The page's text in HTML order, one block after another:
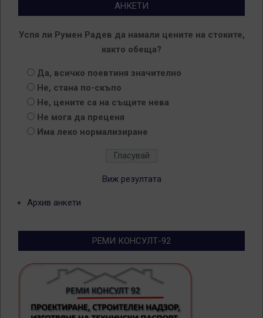
АНКЕТИ
Успя ли Румен Радев да намали цените на стоките,
както обеща?
Да, всичко поевтиня значително
Не, стана по-скъпо
Не, цените са на същите нева
Не мога да преценя
Има леко нормализиране
Виж резултата
Архив анкети
РЕМИ КОНСУЛТ-92